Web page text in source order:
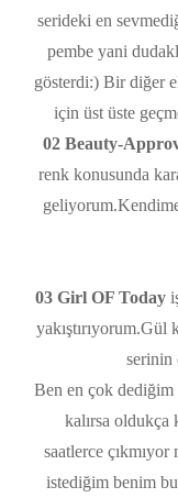
serideki en
pembe yani
gösterdi:) Bir diğer
için üst üste
02 Beauty-
renk konusunda
geliyorum.Kendime
03 Girl OF Today
yakıştırıyorum.Gül
serinin
Ben en çok
kalırsa oldukça
saatlerce
istediğim benim